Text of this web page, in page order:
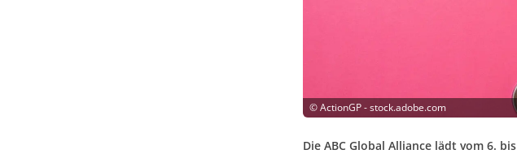
©ActionGP - stock.adobe.com
Die ABC Global Alliance lädt vom 6. bis